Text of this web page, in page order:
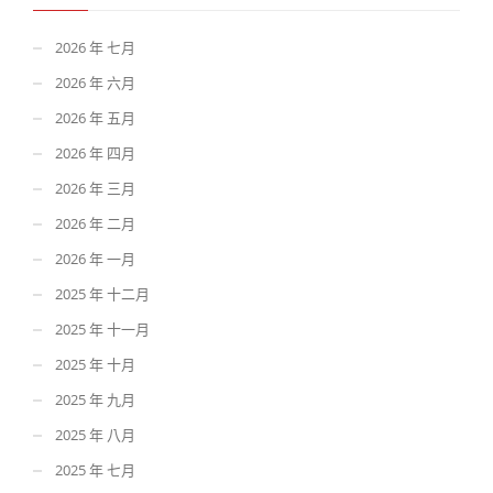
2026 年 七月
2026 年 六月
2026 年 五月
2026 年 四月
2026 年 三月
2026 年 二月
2026 年 一月
2025 年 十二月
2025 年 十一月
2025 年 十月
2025 年 九月
2025 年 八月
2025 年 七月